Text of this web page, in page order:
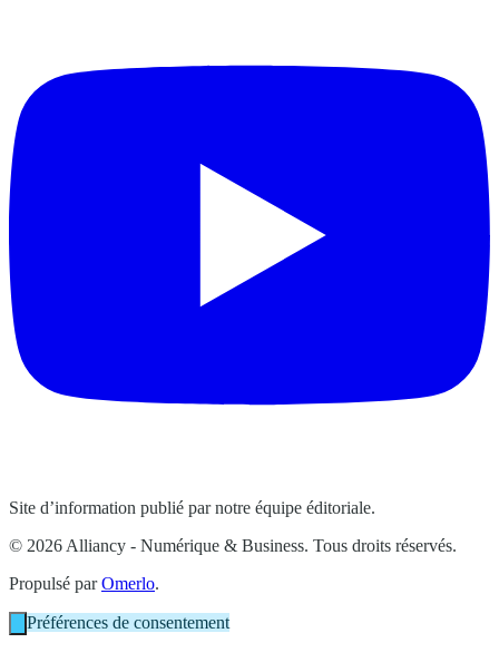
Site d’information publié par notre équipe éditoriale.
© 2026 Alliancy - Numérique & Business. Tous droits réservés.
Propulsé parOmerlo.
Préférences de consentement